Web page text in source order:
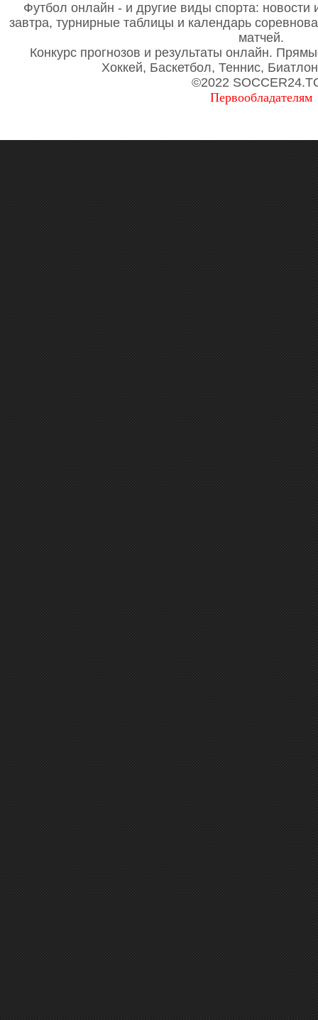
Футбол онлайн - и другие виды спорта: новости
завтра, турнирные таблицы и календарь
матчей.
Конкурс прогнозов и результаты онлайн.
Хоккей, Баскетбол, Теннис,
©2022
Первообладателям